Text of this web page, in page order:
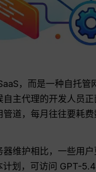
，而是一种自托
主代理的开发人员
道，每月往往要耗
维护相比，一些用
划，可访问 GPT-